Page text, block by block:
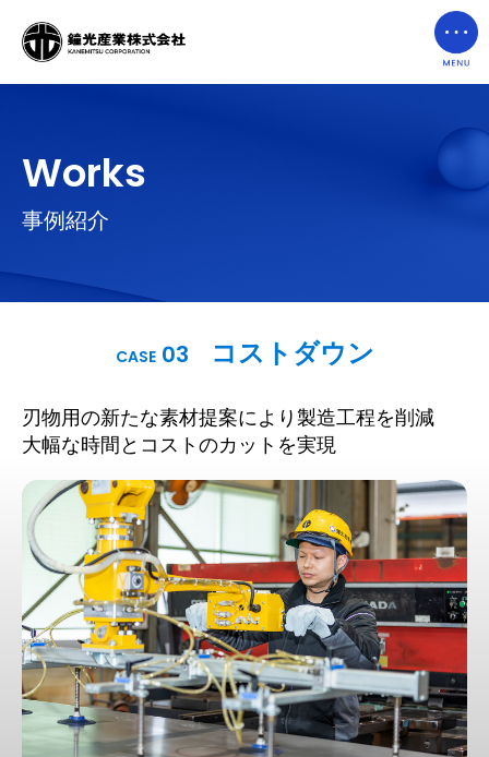
Works
事例紹介
CASE03 コストダウン
刃物用の新たな素材提案により製造工程を削減
大幅な時間とコストのカットを実現